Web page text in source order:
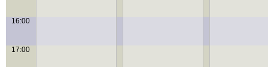
16:00
17:00